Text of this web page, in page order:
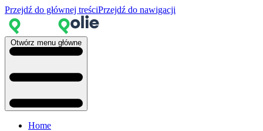
Przejdź do głównej treściPrzejdź do nawigacji
Otwórz menu główne
Home